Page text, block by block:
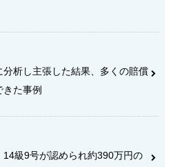
析し主張した結果、多くの賠償
た事例
級9号が認められ約390万円の